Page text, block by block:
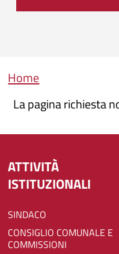
Briciole di pane
Home
La pagina richiesta
ATTIVITÀ
ISTITUZIONALI
SINDACO
CONSIGLIO COMUNALE E
COMMISSIONI